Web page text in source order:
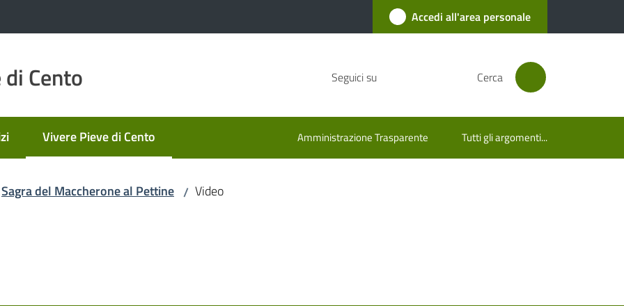
Accedi all'area personale
Cento Seguici su Cerca
Vivere Pieve di Cento
Menu selezionato Amministrazione Trasparente Tutti gli argomenti...
Sagra del Maccherone al Pettine / Video